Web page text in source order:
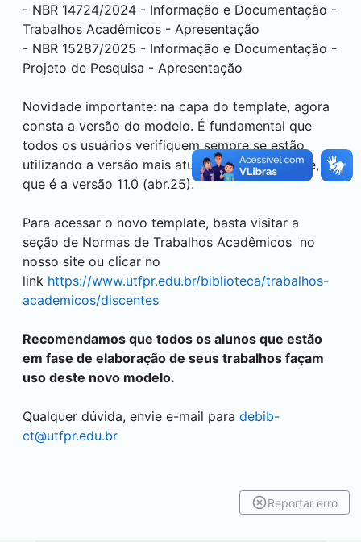
- NBR 14724/2024 - Informação e Documentação -
Trabalhos Acadêmicos - Apresentação
- NBR 15287/2025 - Informação e Documentação -
Projeto de Pesquisa - Apresentação
Novidade importante: na capa do template, agora
consta a versão do modelo. É fundamental que
todos os usuários verifiquem sempre se estão
utilizando a versão mais atualizada do template,
que é a versão 11.0 (abr.25).
Para acessar o novo template, basta visitar a
seção de Normas de Trabalhos Acadêmicos no
nosso site ou clicar no
link https://www.utfpr.edu.br/biblioteca/trabalhos-
academicos/discentes
Recomendamos que todos os alunos que estão
em fase de elaboração de seus trabalhos façam
uso deste novo modelo.
Qualquer dúvida, envie e-mail para debib-
ct@utfpr.edu.br
Reportar erro